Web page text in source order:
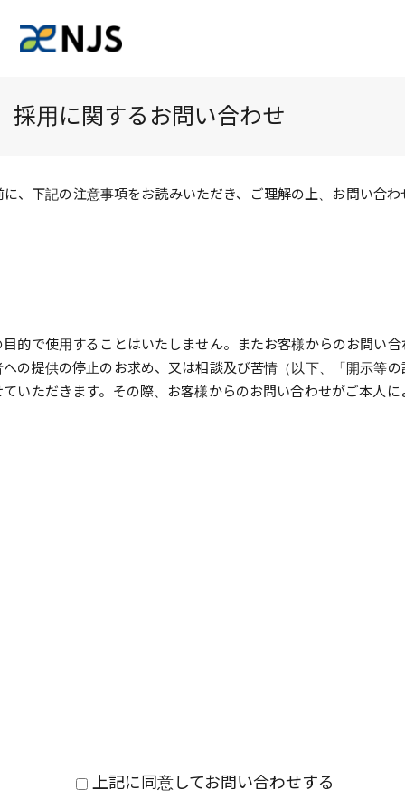
採用に関するお問い合わせ
、下記の注意事項をお読みいただき、ご理解の上、お問い合
で使用することはいたしません。またお客様からのお問い
提供の停止のお求め、又は相談及び苦情（以下、「開示等
ただきます。その際、お客様からのお問い合わせがご本
上記に同意してお問い合わせする